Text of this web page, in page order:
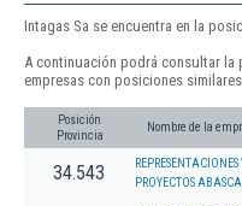
Intagas Sa se encuentra en la
A continuación podrá consultar la
empresas con posiciones
Posición
Provincia
Nombre de la
34.543
REPRESENTACIONES
PROYECTOS